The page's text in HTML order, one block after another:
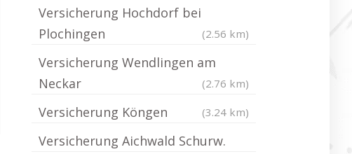
Versicherung Hochdorf bei
Plochingen
(2.56 km)
Versicherung Wendlingen am
Neckar
(2.76 km)
Versicherung Köngen (3.24 km)
Versicherung Aichwald Schurw.